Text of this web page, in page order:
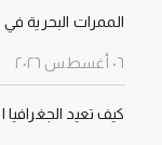
الممرات البحرية
٠٦ أغسطس ٢٠٢٦
كيف تعيد